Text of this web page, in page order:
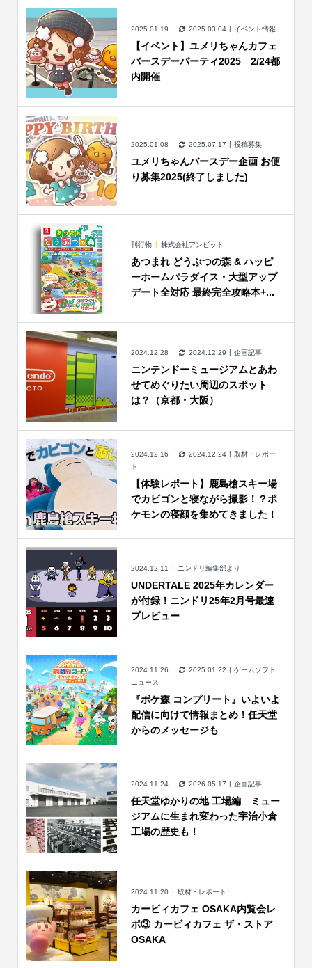
2025.01.19 2025.03.04 イベント情報
【イベント】ユメリちゃんカフェ
バースデーパーティ2025 2/24都
内開催
2025.01.08 2025.07.17 投稿募集
ユメリちゃんバースデー企画 お便
り募集2025(終了しました)
刊行物 株式会社アンビット
あつまれ どうぶつの森 & ハッピ
ーホームパラダイス・大型アップ
デート全対応 最終完全攻略本+...
2024.12.28 2024.12.29 企画記事
ニンテンドーミュージアムとあわ
せてめぐりたい周辺のスポット
は？（京都・大阪）
2024.12.16 2024.12.24
取材・レポー
ト
【体験レポート】鹿島槍スキー場
でカビゴンと寝ながら撮影！？ポ
ケモンの寝顔を集めてきました！
2024.12.11 ニンドリ編集部より
UNDERTALE 2025年カレンダー
が付録！ニンドリ25年2月号最速
プレビュー
2024.11.26 2025.01.22
ゲームソフト
ニュース
『ポケ森 コンプリート』いよいよ
配信に向けて情報まとめ！任天堂
からのメッセージも
2024.11.24 2026.05.17 企画記事
任天堂ゆかりの地 工場編 ミュー
ジアムに生まれ変わった宇治小倉
工場の歴史も！
2024.11.20 取材・レポート
カービィカフェ OSAKA内覧会レ
ポ③ カービィカフェ ザ・ストア
OSAKA